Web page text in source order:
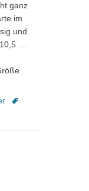
ganz
im
und
…
Schlagworte